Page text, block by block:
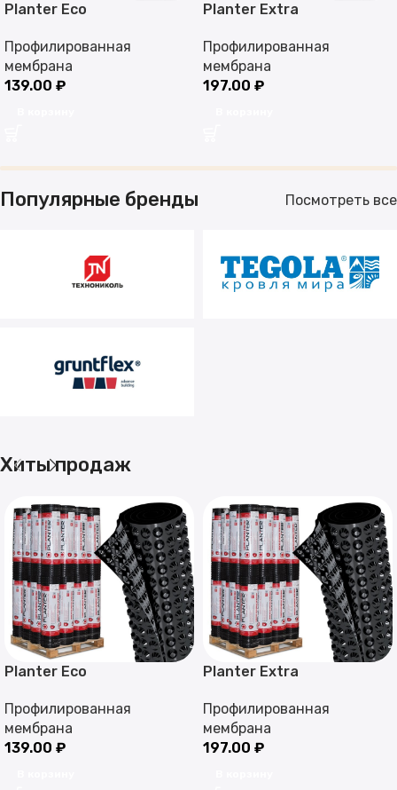
Planter Eco
Профилированная
мембрана
139.00 ₽
Planter Extra
Профилированная
мембрана
197.00 ₽
Популярные бренды Посмотреть все
Хиты продаж
Planter Eco
Профилированная
мембрана
139.00 ₽
Planter Extra
Профилированная
мембрана
197.00 ₽